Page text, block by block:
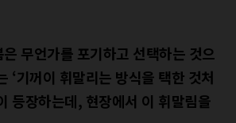
무언가를 포기하고 선택하는 것으
‘기꺼이 휘말리는 방식을 택한 것처
등장하는데, 현장에서 이 휘말림을